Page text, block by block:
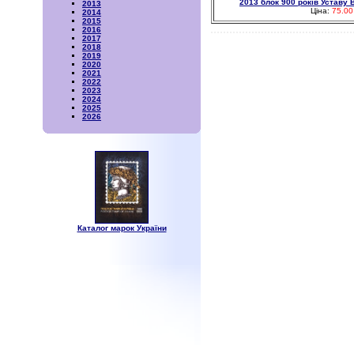
2013
2014
2015
2016
2017
2018
2019
2020
2021
2022
2023
2024
2025
2026
Каталог марок України
2013 блок 900 років
Ціна: 75.00